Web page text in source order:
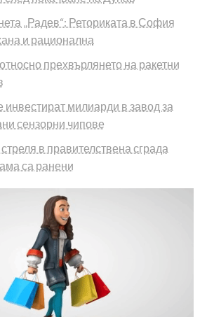
„Радев“: Реториката в София
и рационална
прехвърлянето на ракетни
инвестират милиарди в завод за
сензорни чипове
в правителствена сграда
са ранени